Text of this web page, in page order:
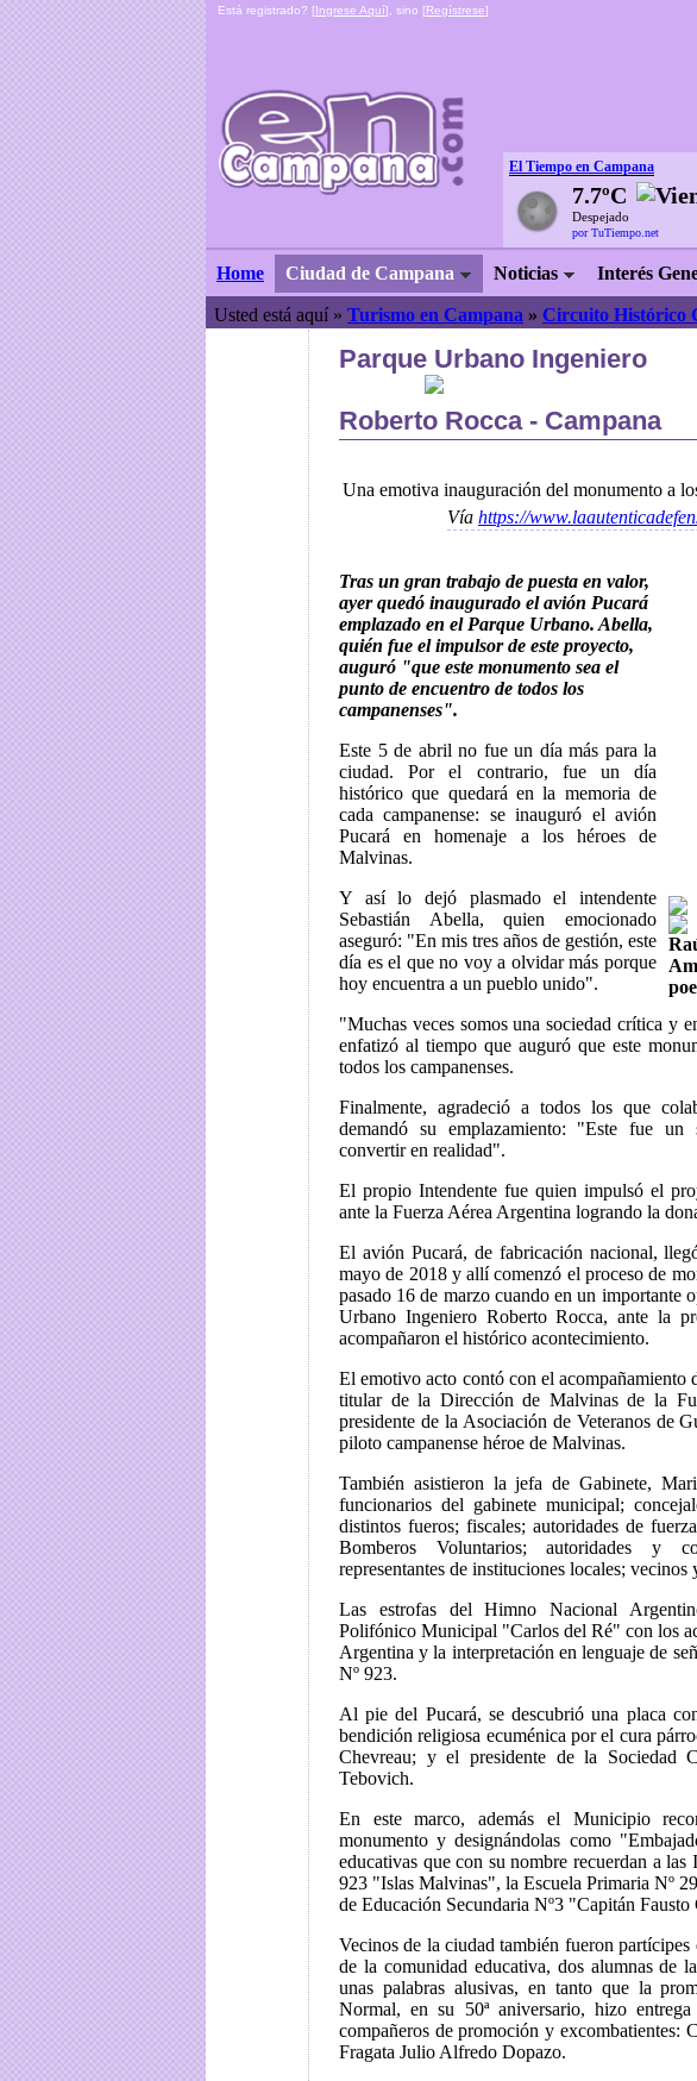
Está registrado? [Ingrese Aquí], sino [Regístrese]
El Tiempo en Campana
7.7ºC
Despejado
por TuTiempo.net
Home Ciudad de Campana Noticias Interés
Usted está aquí » Turismo en Campana » Circuito Histórico
Parque Urbano Ingeniero
Roberto Rocca - Campana
Una emotiva inauguración del monumento a
Vía https://
Tras un gran trabajo de puesta en valor,
ayer quedó inaugurado el avión Pucará
emplazado en el Parque Urbano. Abella,
quién fue el impulsor de este proyecto,
auguró "que este monumento sea el
punto de encuentro de todos los
campanenses".
Este 5 de abril no fue un día más para la
ciudad. Por el contrario, fue un día
histórico que quedará en la memoria de
cada campanense: se inauguró el avión
Pucará en homenaje a los héroes de
Malvinas.
Y así lo dejó plasmado el intendente
Sebastián Abella, quien emocionado
aseguró: "En mis tres años de gestión, este
día es el que no voy a olvidar más porque
hoy encuentra a un pueblo unido".
"Muchas veces somos una sociedad crítica y
enfatizó al tiempo que auguró que este
todos los campanenses.
Finalmente, agradeció a todos los que
demandó su emplazamiento: "Este fue un
convertir en realidad".
El propio Intendente fue quien impulsó el
ante la Fuerza Aérea Argentina logrando la
El avión Pucará, de fabricación nacional,
mayo de 2018 y allí comenzó el proceso de
pasado 16 de marzo cuando en un importante
Urbano Ingeniero Roberto Rocca, ante la
acompañaron el histórico acontecimiento.
El emotivo acto contó con el
titular de la Dirección de Malvinas de la
presidente de la Asociación de Veteranos de
piloto campanense héroe de Malvinas.
También asistieron la jefa de Gabinete,
funcionarios del gabinete municipal;
distintos fueros; fiscales; autoridades de
Bomberos Voluntarios; autoridades y
representantes de instituciones locales;
Las estrofas del Himno Nacional
Polifónico Municipal "Carlos del Ré" con los
Argentina y la interpretación en lenguaje de
Nº 923.
Al pie del Pucará, se descubrió una placa
bendición religiosa ecuménica por el cura
Chevreau; y el presidente de la Sociedad
Tebovich.
En este marco, además el Municipio
monumento y designándolas como
educativas que con su nombre recuerdan a
923 "Islas Malvinas", la Escuela Primaria Nº
de Educación Secundaria Nº3 "Capitán Fausto
Vecinos de la ciudad también fueron partícipes
de la comunidad educativa, dos alumnas de
unas palabras alusivas, en tanto que la
Normal, en su 50ª aniversario, hizo
compañeros de promoción y excombatientes:
Fragata Julio Alfredo Dopazo.